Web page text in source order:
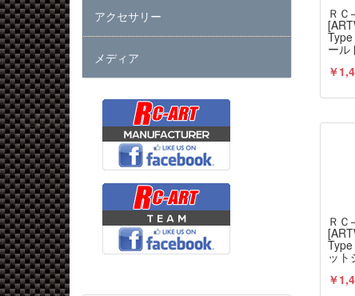
ＲＣ
ー
ズ
￥
ＲＣ
ット
ー
￥
アクセサリー
メディア